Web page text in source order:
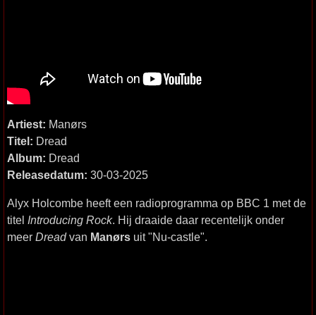
Artiest: Manørs
Titel: Dread
Album: Dread
Releasedatum: 30-03-2025
Alyx Holcombe heeft een radioprogramma op BBC 1 met de
titel Introducing Rock. Hij draaide daar recentelijk onder
meer Dreadvan Manørs uit "Nu-castle".